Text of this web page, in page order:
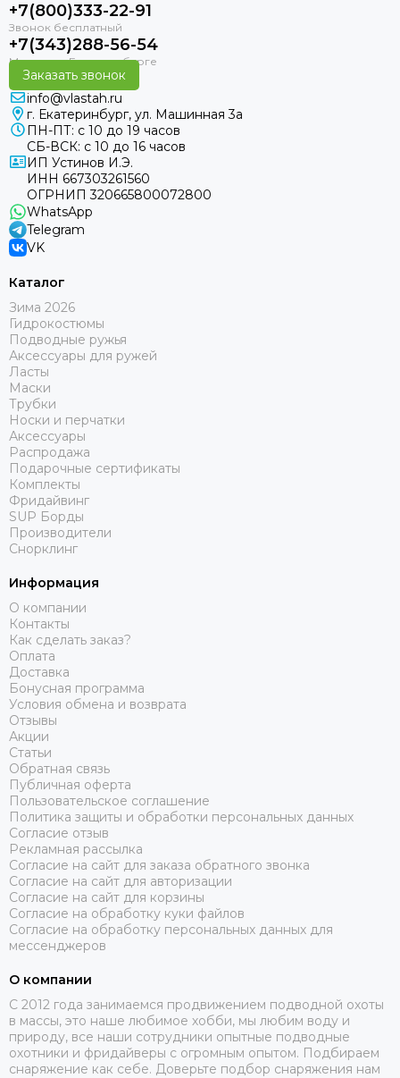
+7(800)333-22-91
+7(343)288-56-54
Заказать звонок
info@vlastah.ru
г. Екатеринбург, ул. Машинная 3а
ПН-ПТ: с 10 до 19 часов
СБ-ВСК: с 10 до 16 часов
ИП Устинов И.Э.
ИНН 667303261560
ОГРНИП 320665800072800
WhatsApp
Telegram
VK
Каталог
Зима 2026
Гидрокостюмы
Подводные ружья
Аксессуары для ружей
Ласты
Маски
Трубки
Носки и перчатки
Аксессуары
Распродажа
Подарочные сертификаты
Комплекты
Фридайвинг
SUP Борды
Производители
Снорклинг
Информация
О компании
Контакты
Как сделать заказ?
Оплата
Доставка
Бонусная программа
Условия обмена и возврата
Отзывы
Акции
Статьи
Обратная связь
Публичная оферта
Пользовательское соглашение
Политика защиты и обработки персональных данных
Согласие отзыв
Рекламная рассылка
Согласие на сайт для заказа обратного звонка
Согласие на сайт для авторизации
Согласие на сайт для корзины
Согласие на обработку куки файлов
Согласие на обработку персональных данных для
мессенджеров
О компании
C 2012 года занимаемся продвижением подводной охоты
в массы, это наше любимое хобби, мы любим воду и
природу, все наши сотрудники опытные подводные
охотники и фридайверы с огромным опытом. Подбираем
снаряжение как себе. Доверьте подбор снаряжения нам